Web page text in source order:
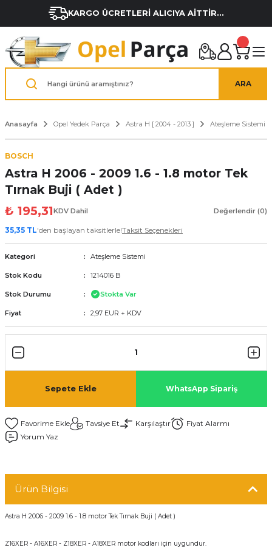
KARGO ÜCRETLERİ ALICIYA AİTTİR...
ARA
Anasayfa Opel Yedek Parça Astra H [ 2004 - 2013 ] Ateşleme Sistemi
BOSCH
Astra H 2006 - 2009 1.6 - 1.8 motor Tek
Tırnak Buji ( Adet )
₺ 195,31KDV Dahil Değerlendir (0)
35,35 TL'den başlayan taksitlerle!Taksit Seçenekleri
Kategori Ateşleme Sistemi
Stok Kodu 1214016 B
Stok Durumu Stokta Var
Fiyat 2,97 EUR + KDV
Sepete Ekle WhatsApp Sipariş
Tavsiye Et Karşılaştır
Fiyat Alarmı
Yorum Yaz
Ürün Bilgisi
Astra H 2006 - 2009 1.6 - 1.8 motor Tek Tırnak Buji ( Adet )
Z16XER - A16XER - Z18XER - A18XER motor kodları için uygundur.